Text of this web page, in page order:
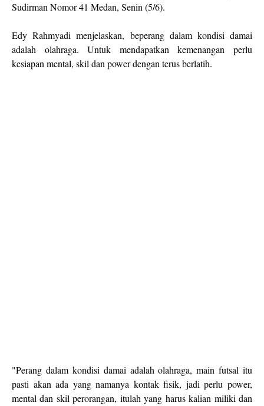
Sudirman Nomor 41 Medan, Senin (5/6).
Edy Rahmyadi menjelaskan, beperang dalam kondisi damai
adalah olahraga. Untuk mendapatkan kemenangan perlu
kesiapan mental, skil dan power dengan terus berlatih.
"Perang dalam kondisi damai adalah olahraga, main futsal itu
pasti akan ada yang namanya kontak fisik, jadi perlu power,
mental dan skil perorangan, itulah yang harus kalian miliki dan